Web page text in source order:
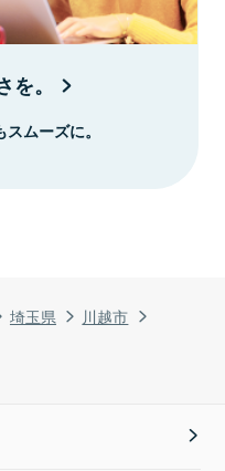
埼玉県
川越市
。
ムーズに。